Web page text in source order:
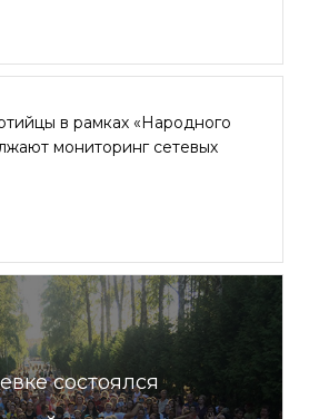
в рамках «Народного
мониторинг сетевых
состоялся